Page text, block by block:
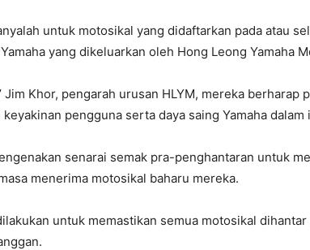
untuk motosikal yang didaftarkan pada atau
yang dikeluarkan oleh Hong Leong Yamaha
Jim Khor, pengarah urusan HLYM, mereka berharap
pengguna serta daya saing Yamaha
senarai semak pra-penghantaran untuk
menerima motosikal baharu mereka.
untuk memastikan semua motosikal